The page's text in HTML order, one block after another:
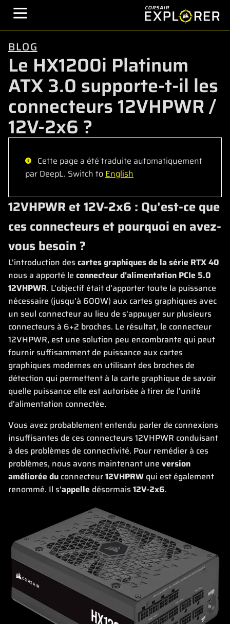
BLOG
Le HX1200i Platinum
ATX 3.0 supporte-t-il les
connecteurs 12VHPWR /
12V-2x6 ?
Cette page a été traduite automatiquement
par DeepL. Switch toEnglish
12VHPWR et 12V-2x6 : Qu'est-ce que
ces connecteurs et pourquoi en avez-
vous besoin ?
L'introduction descartes graphiques de la série RTX 40
nous a apporté le connecteur d'alimentation PCIe 5.0
12VHPWR. L'objectif était d'apporter toute la puissance
nécessaire (jusqu'à 600W) aux cartes graphiques avec
un seul connecteur au lieu de s'appuyer sur plusieurs
connecteurs à 6+2 broches. Le résultat, le connecteur
12VHPWR, est une solution peu encombrante qui peut
fournir suffisamment de puissance aux cartes
graphiques modernes en utilisant des broches de
détection qui permettent à la carte graphique de savoir
quelle puissance elle est autorisée à tirer de l'unité
d'alimentation connectée.
Vous avez probablement entendu parler de connexions
insuffisantes de ces connecteurs 12VHPWR conduisant
à des problèmes de connectivité. Pour remédier à ces
problèmes, nous avons maintenant une version
améliorée du connecteur12VHPRW qui est également
renommé. Il s'appelle désormais12V-2x6.